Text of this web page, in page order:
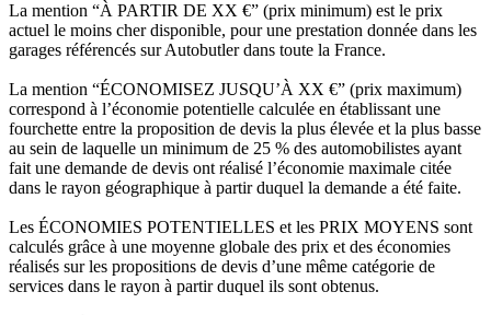
La mention “À PARTIR DE XX €” (prix minimum) est le prix
actuel le moins cher disponible, pour une prestation donnée dans les
garages référencés sur Autobutler dans toute la France.
La mention “ÉCONOMISEZ JUSQU’À XX €” (prix maximum)
correspond à l’économie potentielle calculée en établissant une
fourchette entre la proposition de devis la plus élevée et la plus basse
au sein de laquelle un minimum de 25 % des automobilistes ayant
fait une demande de devis ont réalisé l’économie maximale citée
dans le rayon géographique à partir duquel la demande a été faite.
Les ÉCONOMIES POTENTIELLES et les PRIX MOYENS sont
calculés grâce à une moyenne globale des prix et des économies
réalisés sur les propositions de devis d’une même catégorie de
services dans le rayon à partir duquel ils sont obtenus.